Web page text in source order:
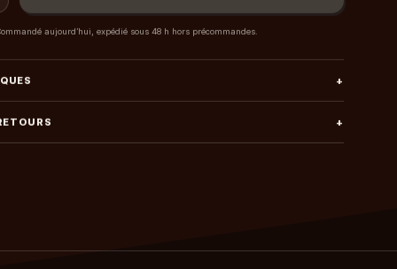
aujourd’hui, expédié sous 48 h hors précommandes.
+
+